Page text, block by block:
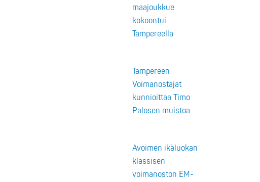
maajoukkue
kokoontui
Tampereella
Tampereen
Voimanostajat
kunnioittaa Timo
Palosen muistoa
Avoimen ikäluokan
klassisen
voimanoston EM-